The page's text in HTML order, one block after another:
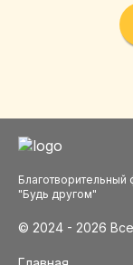
"Будь другом"
© 2024 - 2026